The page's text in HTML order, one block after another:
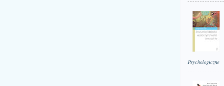
Psychologiczne